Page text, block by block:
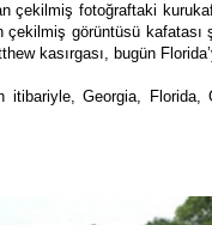
çekilmiş fotoğraftaki
çekilmiş görüntüsü
kasırgası, bugün
itibariyle, Georgia,